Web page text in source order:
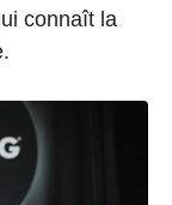
connaît la